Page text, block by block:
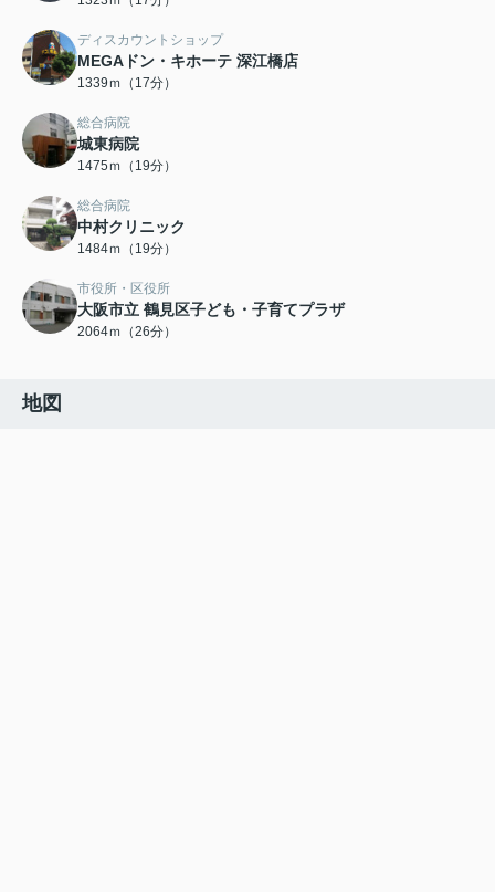
ディスカウントショップ
MEGAドン・キホーテ 深江橋店
1339ｍ（17分）
総合病院
城東病院
1475ｍ（19分）
総合病院
中村クリニック
1484ｍ（19分）
市役所・区役所
大阪市立 鶴見区子ども・子育てプラザ
2064ｍ（26分）
地図